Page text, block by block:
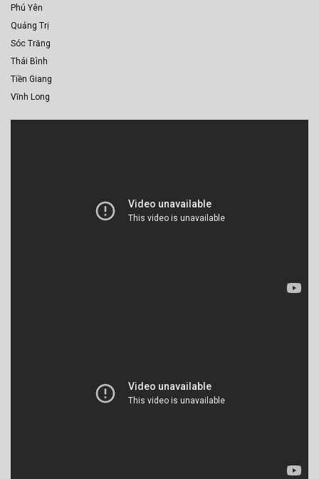
Phú Yên
Quảng Trị
Sóc Trăng
Thái Bình
Tiền Giang
Vĩnh Long